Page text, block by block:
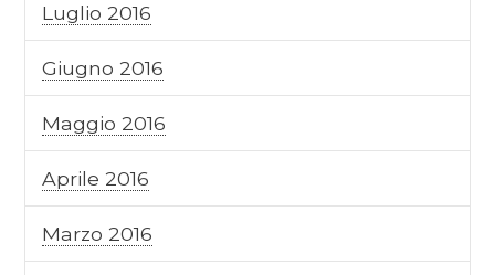
Luglio 2016
Giugno 2016
Maggio 2016
Aprile 2016
Marzo 2016